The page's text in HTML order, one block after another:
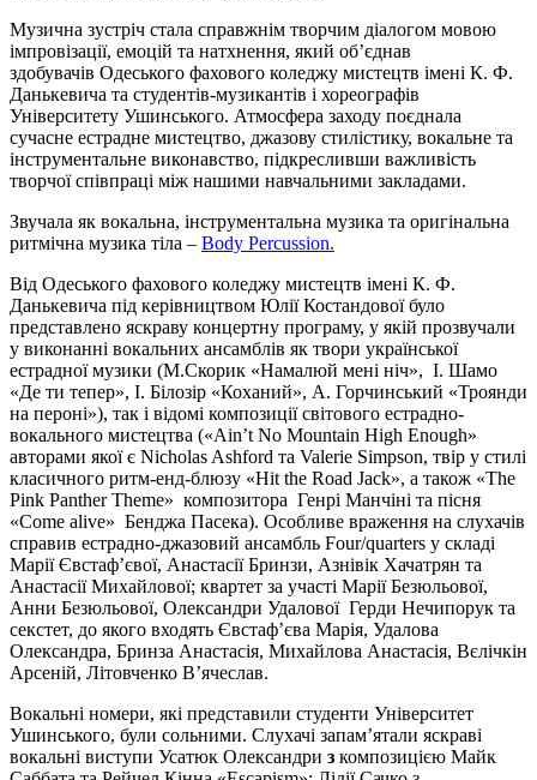
Музична зустріч стала справжнім творчим діалогом мовою
імпровізації, емоцій та натхнення, який об’єднав
здобувачів Одеського фахового коледжу мистецтв імені К. Ф.
Данькевича та студентів-музикантів і хореографів
Університету Ушинського. Атмосфера заходу поєднала
сучасне естрадне мистецтво, джазову стилістику, вокальне та
інструментальне виконавство, підкресливши важливість
творчої співпраці між нашими навчальними закладами.
Звучала як вокальна, інструментальна музика та оригінальна
ритмічна музика тіла – Body Percussion.
Від Одеського фахового коледжу мистецтв імені К. Ф.
Данькевича під керівництвом Юлії Костандової було
представлено яскраву концертну програму, у якій прозвучали
у виконанні вокальних ансамблів як твори української
естрадної музики (М.Скорик «Намалюй мені ніч», І. Шамо
«Де ти тепер», І. Білозір «Коханий», А. Горчинський «Троянди
на пероні»), так і відомі композиції світового естрадно-
вокального мистецтва («Ain’t No Mountain High Enough»
авторами якої є Nicholas Ashford та Valerie Simpson, твір у стилі
класичного ритм-енд-блюзу «Hit the Road Jack», а також «The
Pink Panther Theme» композитора Генрі Манчіні та пісня
«Сome alivе» Бенджа Пасека). Особливе враження на слухачів
справив естрадно-джазовий ансамбль Four/quarters у складі
Марії Євстаф’євої, Анастасії Бринзи, Азнівік Хачатрян та
Анастасії Михайлової; квартет за участі Марії Безюльової,
Анни Безюльової, Олександри Удалової Герди Нечипорук та
секстет, до якого входять Євстаф’єва Марія, Удалова
Олександра, Бринза Анастасія, Михайлова Анастасія, Вєлічкін
Арсеній, Літовченко В’ячеслав.
Вокальні номери, які представили студенти Університет
Ушинського, були сольними. Слухачі запам’ятали яскраві
вокальні виступи Усатюк Олександри з композицією Майк